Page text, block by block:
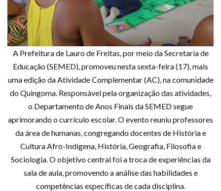
A Prefeitura de Lauro de Freitas, por meio da Secretaria de
Educação (SEMED), promoveu nesta sexta-feira (17), mais
uma edição da Atividade Complementar (AC), na comunidade
do Quingoma. Responsável pela organização das atividades,
o Departamento de Anos Finais da SEMED segue
aprimorando o currículo escolar. O evento reuniu professores
da área de humanas, congregando docentes de História e
Cultura Afro-Indígena, História, Geografia, Filosofia e
Sociologia. O objetivo central foi a troca de experiências da
sala de aula, promovendo a análise das habilidades e
competências específicas de cada disciplina.